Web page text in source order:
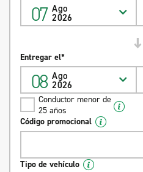
07 Ago
2026
Entregar el*
08 Ago
2026
Conductor menor de
25 años
Código promocional
Tipo de vehículo